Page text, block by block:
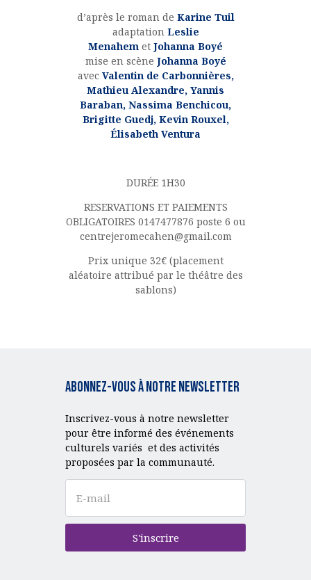
d’après le roman de Karine Tuil
adaptation Leslie
Menahem et Johanna Boyé
mise en scène Johanna Boyé
avec Valentin de Carbonnières,
Mathieu Alexandre, Yannis
Baraban, Nassima Benchicou,
Brigitte Guedj, Kevin Rouxel,
Élisabeth Ventura
DURÉE 1H30
RESERVATIONS ET PAIEMENTS
OBLIGATOIRES 0147477876 poste 6 ou
centrejeromecahen@gmail.com
Prix unique 32€ (placement
aléatoire attribué par le théâtre des
sablons)
Abonnez-vous à notre Newsletter
Inscrivez-vous à notre newsletter
pour être informé des événements
culturels variés et des activités
proposées par la communauté.
S'inscrire